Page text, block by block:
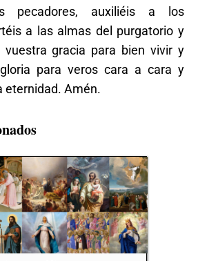
pecadores, auxiliéis a los
a las almas del purgatorio y
gracia para bien vivir y
para veros cara a cara y
eternidad. Amén.